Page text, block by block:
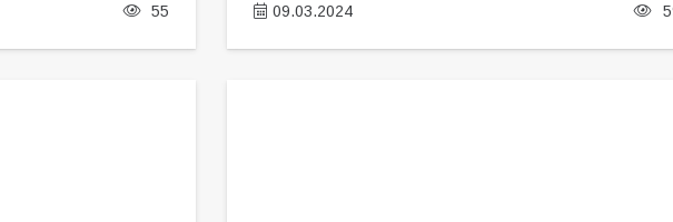
55 09.03.2024